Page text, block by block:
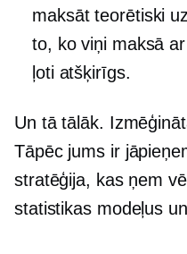
maksāt teorētiski
to, ko viņi maksā
ļoti atšķirīgs.
Un tā tālāk.
Tāpēc jums ir
stratēģija, kas ņem
statistikas modeļus